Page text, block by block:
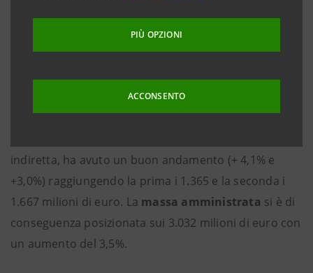
PIÙ OPZIONI
ACCONSENTO
indiretta, ha avuto un buon andamento (+ 4,1% e
+3,0%) raggiungendo la prima i 1.365 e la seconda i
1.667 milioni di euro. La massa amministrata si è di
conseguenza posizionata sui 3.032 milioni di euro con
un aumento del 3,5%.